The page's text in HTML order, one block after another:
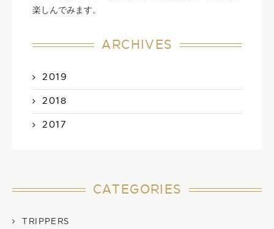
楽しんでみます。
ARCHIVES
2019
2018
2017
CATEGORIES
TRIPPERS